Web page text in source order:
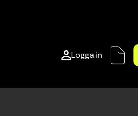
Logga in